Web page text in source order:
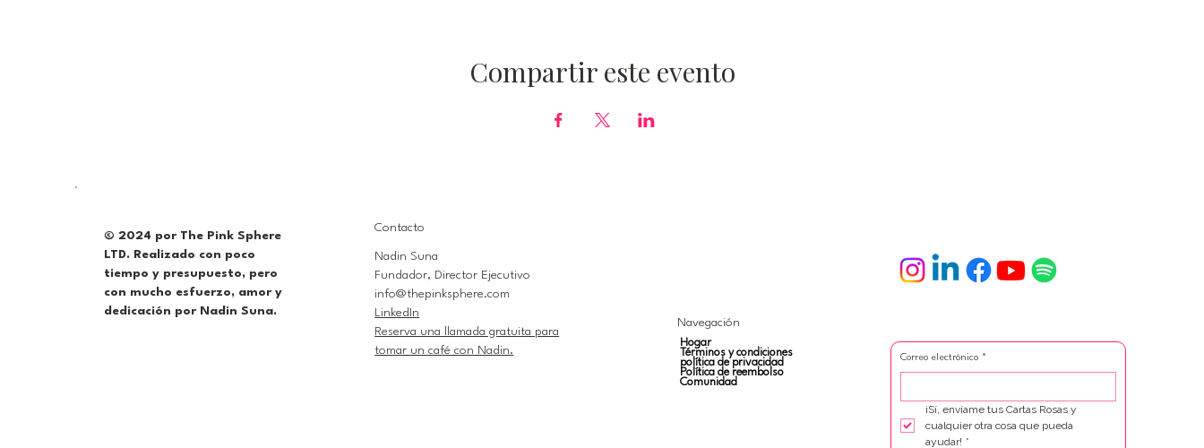
Compartir este evento
© 2024 por The Pink Sphere
LTD. Realizado con poco
tiempo y presupuesto, pero
con mucho esfuerzo, amor y
dedicación por Nadin Suna.
Contacto
Nadin Suna
Fundador, Director Ejecutivo
info@thepinksphere.com
LinkedIn
Reserva una llamada gratuita para
tomar un café con Nadin.
Navegación
Hogar
Términos y condiciones
política de privacidad
Política de reembolso
Comunidad
Correo electrónico *
¡Sí, envíame tus Cartas Rosas y
cualquier otra cosa que pueda
ayudar! *